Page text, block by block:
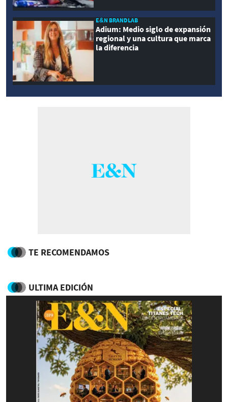
E&N BRANDLAB
Adium: Medio siglo de expansión
regional y una cultura que marca
la diferencia
TE RECOMENDAMOS
ULTIMA EDICIÓN